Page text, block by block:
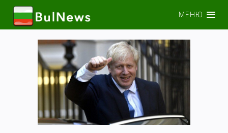
МЕНЮ